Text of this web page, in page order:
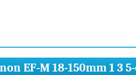
EF-M 18-150mm 1 3